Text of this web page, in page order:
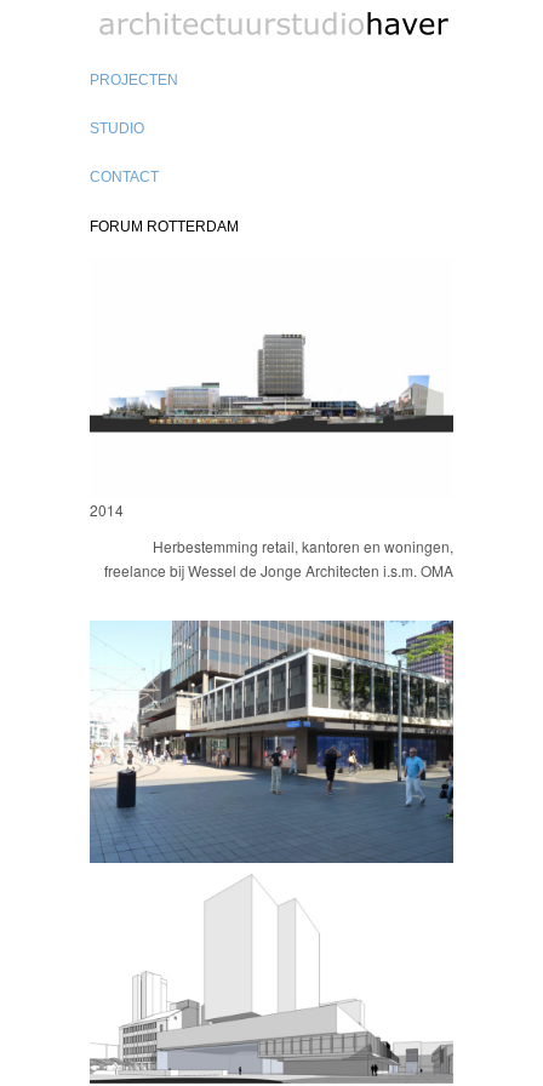
PROJECTEN
STUDIO
CONTACT
FORUM ROTTERDAM
2014
Herbestemming retail, kantoren en woningen,
freelance bij Wessel de Jonge Architecten i.s.m. OMA